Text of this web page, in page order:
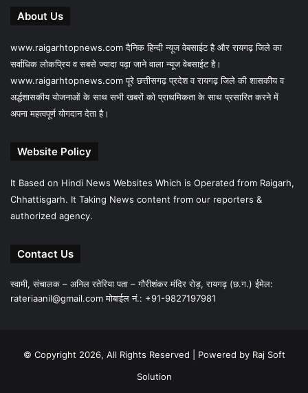
About Us
www.raigarhtopnews.com दैनिक हिन्दी न्यूज वेबसाईट है और रायगढ़ जिले का
सर्वाधिक लोकप्रिय व सबसे ज्यादा पढ़ा जाने वाला न्यूज वेबसाईट है।
www.raigarhtopnews.com पूरे छत्तीसगढ़ प्रदेश व रायगढ़ जिले की शासकीय व
अर्द्धशासकीय योजनाओं के साथ सभी खबरों को प्राथमिकता के साथ प्रसारित करने में
अपना महत्वपूर्ण योगदान देता है।
Website Policy
It Based on Hindi News Websites Which is Operated from Raigarh,
Chhattisgarh. It Taking News content from our reporters &
authorized agency.
Contact Us
स्वामी, संचालक – अनिल रतेरिया पता – गौरीशंकर मंदिर रोड़, रायगढ़ (छ.ग.) ईमेल:
rateriaanil@gmail.comमोबाईल नं.: +91-9827197981
© Copyright 2026, All Rights Reserved | Powered by Raj Soft
Solution